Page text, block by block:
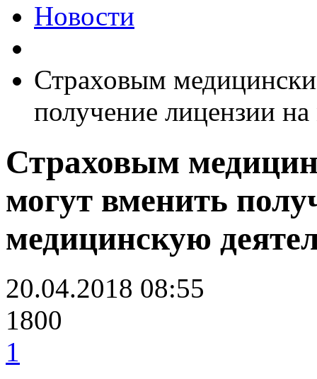
Новости
Страховым
получение лицензии
Страховым
могут вменить
медицинскую
20.04.2018 08:55
1800
1